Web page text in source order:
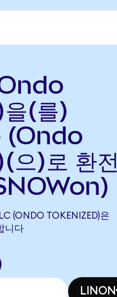
(를)
)로 환전
(ONDO TOKENIZED)은
니다
LINON